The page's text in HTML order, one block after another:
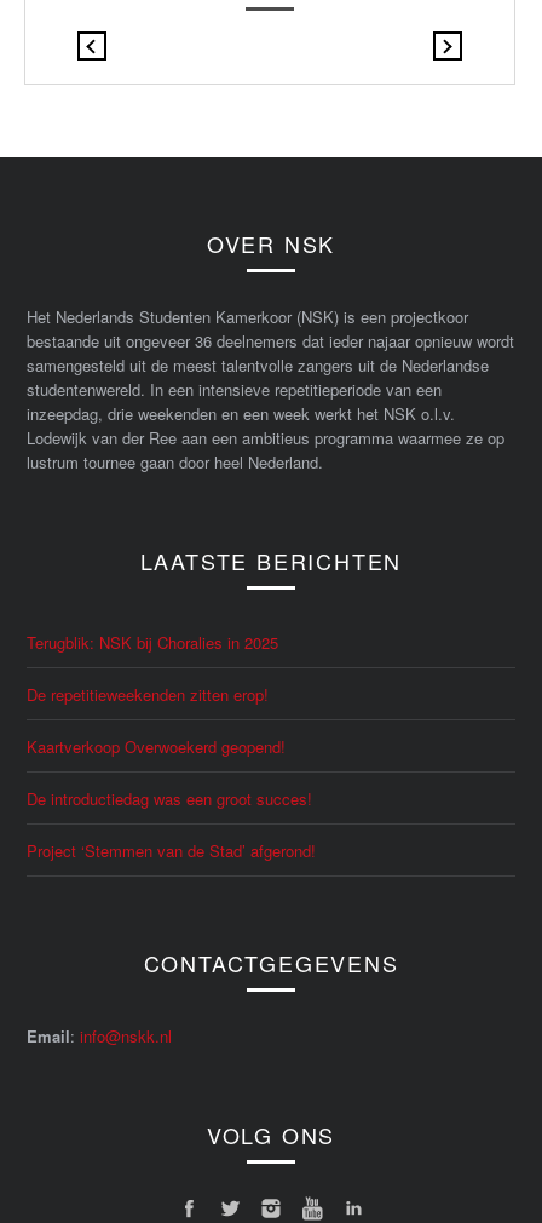
OVER NSK
Het Nederlands Studenten Kamerkoor (NSK) is een projectkoor
bestaande uit ongeveer 36 deelnemers dat ieder najaar opnieuw wordt
samengesteld uit de meest talentvolle zangers uit de Nederlandse
studentenwereld. In een intensieve repetitieperiode van een
inzeepdag, drie weekenden en een week werkt het NSK o.l.v.
Lodewijk van der Ree aan een ambitieus programma waarmee ze op
lustrum tournee gaan door heel Nederland.
LAATSTE BERICHTEN
Terugblik: NSK bij Choralies in 2025
De repetitieweekenden zitten erop!
Kaartverkoop Overwoekerd geopend!
De introductiedag was een groot succes!
Project ‘Stemmen van de Stad’ afgerond!
CONTACTGEGEVENS
Email:info@nskk.nl
VOLG ONS